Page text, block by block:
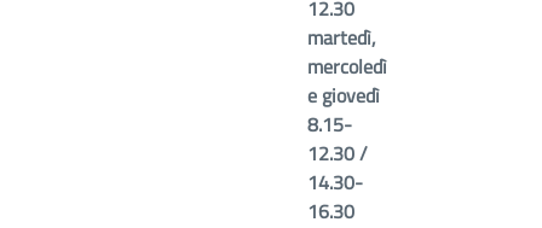
12.30
martedì,
mercoledì
e giovedì
8.15-
12.30 /
14.30-
16.30